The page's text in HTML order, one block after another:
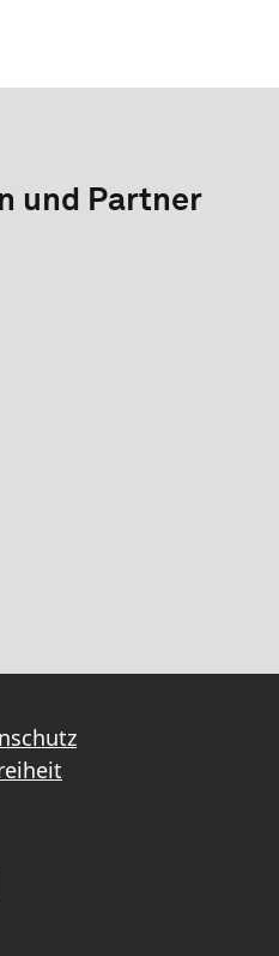
und Partner